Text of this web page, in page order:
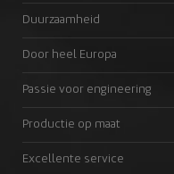
Duurzaamheid
Door heel Europa
Passie voor engineering
Productie op maat
Excellente service